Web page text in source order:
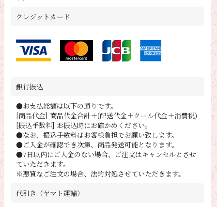
クレジットカード
銀行振込
●お支払総額は以下の通りです。
[商品代金] 商品代金合計＋(配送代金＋クール代金＋消費税)
[振込手数料] お振込時にお確かめください。
●なお、振込手数料はお客様負担でお願い致します。
●ご入金が確認でき次第、商品発送可能となります。
●7日以内にご入金のない場合、ご注文はキャンセルとさせ
ていただきます。
※悪質なご注文の場合、法的対処させていただきます。
代引き（ヤマト運輸）